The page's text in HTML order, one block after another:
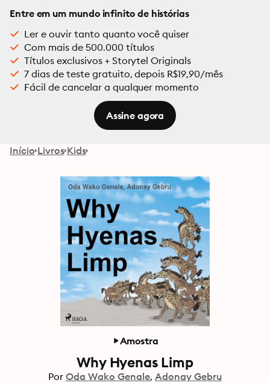
Entre em um mundo infinito de histórias
Ler e ouvir tanto quanto você quiser
Com mais de 500.000 títulos
Títulos exclusivos + Storytel Originals
7 dias de teste gratuito, depois R$19,90/mês
Fácil de cancelar a qualquer momento
Assine agora
Início Livros Kids
Amostra
Why Hyenas Limp
Por Oda Wako Genale Adonay Gebru